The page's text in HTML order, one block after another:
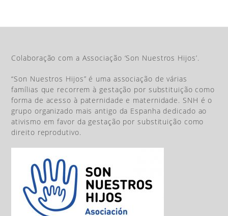
Colaboração com a Associação ‘Son Nuestros Hijos’.
“Son Nuestros Hijos” é uma associação de várias
famílias que recorrem à gestação por substituição como
forma de acesso à paternidade e maternidade. SNH é o
grupo organizado mais antigo da Espanha dedicado ao
ativismo em favor da gestação por substituição como
direito reprodutivo.